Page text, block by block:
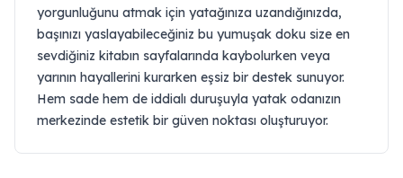
yorgunluğunu atmak için yatağınıza uzandığınızda,
başınızı yaslayabileceğiniz bu yumuşak doku size en
sevdiğiniz kitabın sayfalarında kaybolurken veya
yarının hayallerini kurarken eşsiz bir destek sunuyor.
Hem sade hem de iddialı duruşuyla yatak odanızın
merkezinde estetik bir güven noktası oluşturuyor.